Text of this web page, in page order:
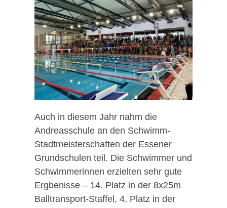
Auch in diesem Jahr nahm die
Andreasschule an den Schwimm-
Stadtmeisterschaften der Essener
Grundschulen teil. Die Schwimmer und
Schwimmerinnen erzielten sehr gute
Ergbenisse – 14. Platz in der 8x25m
Balltransport-Staffel, 4. Platz in der